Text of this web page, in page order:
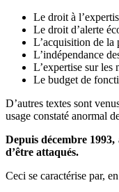
Le droit à
Le droit d’alerte
L’acquisition de la
L’indépendance
L’expertise sur les
Le budget de
D’autres textes sont
usage constaté anormal
Depuis décembre
d’être attaqués.
Ceci se caractérise par,